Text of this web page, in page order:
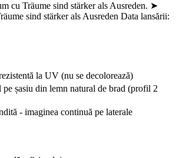
cu Träume sind stärker als Ausreden. ➤
sind stärker als Ausreden Data lansării:
la UV (nu se decolorează)
pe șasiu din lemn natural de brad (profil 2
- imaginea continuă pe laterale